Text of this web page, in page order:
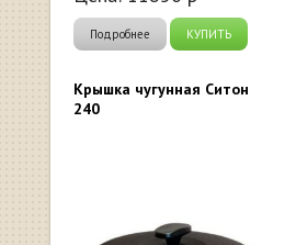
Подробнее КУПИТЬ
Крышка чугунная Ситон
240